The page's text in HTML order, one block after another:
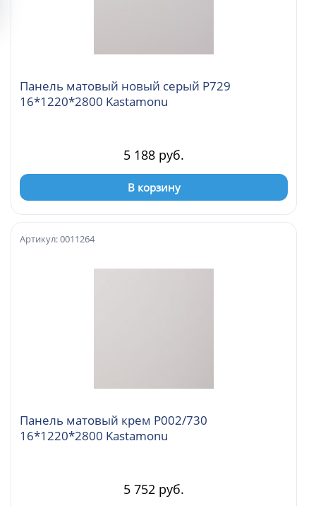
Панель матовый новый серый Р729
16*1220*2800 Kastamonu
5 188 руб.
В корзину
Панель матовый крем Р002/730
16*1220*2800 Kastamonu
Артикул: 0011264
5 752 руб.